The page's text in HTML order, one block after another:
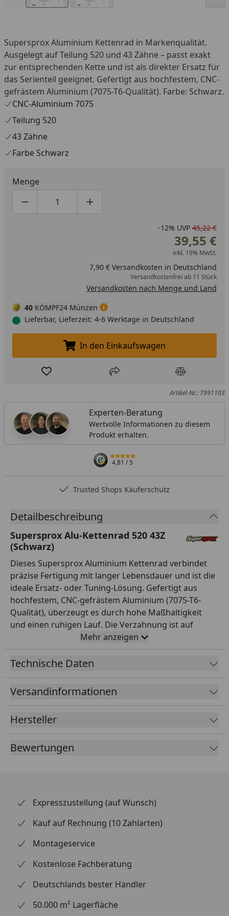
Supersprox Aluminium Kettenrad in Markenqualität.
Ausgelegt auf Teilung 520 und 43 Zähne – passt exakt
zur entsprechenden Kette und ist als direkter Ersatz für
das Serienteil geeignet. Gefertigt aus hochfestem, CNC-
gefrästem Aluminium (7075-T6-Qualität). Farbe: Schwarz.
CNC-Aluminium 7075
Teilung 520
43 Zähne
Farbe Schwarz
Menge
Produktmenge um eins verringern
Produktmenge manuell eingeben
Produktmenge um eins erhöhen
-12% UVP 45,22 €
39,55 €
inkl. 19% MwSt.
7,90 € Versandkosten in Deutschland
Versandkostenfrei ab 11 Stück
Versandkosten nach Menge und Land
40 KÖMPF24 Münzen
Lieferbar, Lieferzeit: 4-6 Werktage in Deutschland
In den Einkaufswagen legen
In den Einkaufswagen
Produkt zur Wunschliste hinzufügen
Teilen Produkt
Artikel-Nr.: 7991103
Experten-Beratung
Wertvolle Informationen zu diesem
Produkt erhalten.
4,81/ 5
Trusted Shops Käuferschutz
Detailbeschreibung
Supersprox Alu-Kettenrad 520 43Z
(Schwarz)
Dieses Supersprox Aluminium Kettenrad verbindet
präzise Fertigung mit langer Lebensdauer und ist die
ideale Ersatz- oder Tuning-Lösung. Gefertigt aus
hochfestem, CNC-gefrästem Aluminium (7075-T6-
Qualität), überzeugt es durch hohe Maßhaltigkeit
und einen ruhigen Lauf. Die Verzahnung ist auf
Teilung 520 und 43 Zähne ausgelegt und passt damit
exakt zur entsprechenden Kette. Mit einem
Innendurchmesser von 120,0 mm und einem
passgenau anstelle des Serienteils. Das Kettenrad ist
in der Farbe Schwarz ansprechend gestaltet und
saubere Verarbeitung sorgt für gleichmäßigen
Verschleiß und eine lange Standzeit des gesamten
Antriebs. Supersprox zählt weltweit zu den
Mehr anzeigen
Technische Daten
Versandinformationen
Hersteller
Bewertungen
Expresszustellung (auf Wunsch)
Kauf auf Rechnung (10 Zahlarten)
Montageservice
Kostenlose Fachberatung
Deutschlands bester Händler
50.000 m² Lagerfläche